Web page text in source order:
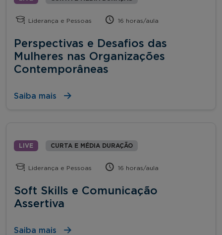
Liderança e Pessoas 16 horas/aula
Perspectivas e Desafios das
Mulheres nas Organizações
Contemporâneas
Saiba mais
LIVE CURTA E MÉDIA DURAÇÃO
Liderança e Pessoas 16 horas/aula
Soft Skills e Comunicação
Assertiva
Saiba mais